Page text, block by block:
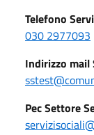
Telefono
030 2977093
Indirizzo mail
Pec Settore